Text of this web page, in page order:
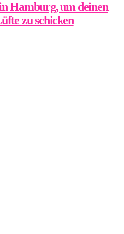
Hamburg, um deinen
zu schicken